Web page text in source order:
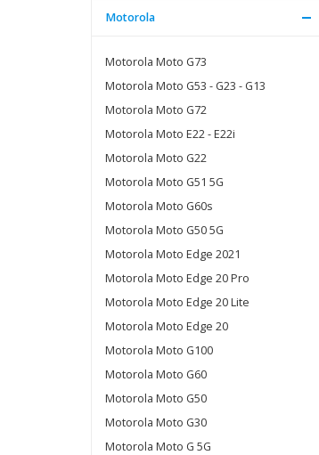
Motorola
Motorola Moto G73
Motorola Moto G53 - G23 - G13
Motorola Moto G72
Motorola Moto E22 - E22i
Motorola Moto G22
Motorola Moto G51 5G
Motorola Moto G60s
Motorola Moto G50 5G
Motorola Moto Edge 2021
Motorola Moto Edge 20 Pro
Motorola Moto Edge 20 Lite
Motorola Moto Edge 20
Motorola Moto G100
Motorola Moto G60
Motorola Moto G50
Motorola Moto G30
Motorola Moto G 5G